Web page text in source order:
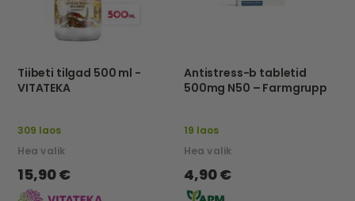
Tiibeti tilgad 500 ml -
VITATEKA
309 laos
Hea valik
15,90 €
Antistress-b tabletid
500mg N50 – Farmgrupp
19 laos
Hea valik
4,90 €